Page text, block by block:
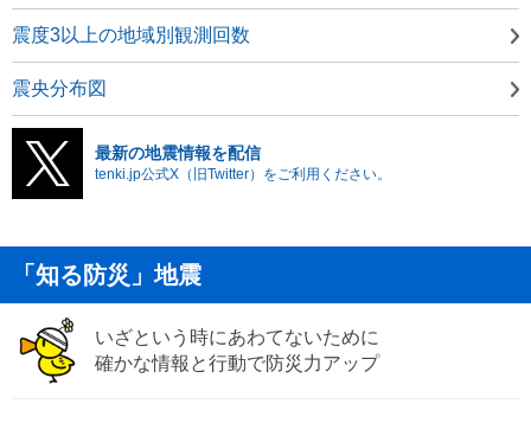
震度3以上の地域別観測回数
震央分布図
最新の地震情報を配信
tenki.jp公式X（旧Twitter）をご利用ください。
「知る防災」地震
いざという時にあわてないために
確かな情報と行動で防災力アップ